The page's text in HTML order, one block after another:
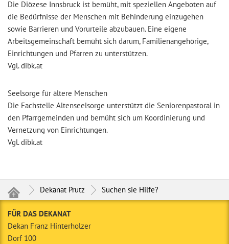
Die Diözese Innsbruck ist bemüht, mit speziellen Angeboten auf
die Bedürfnisse der Menschen mit Behinderung einzugehen
sowie Barrieren und Vorurteile abzubauen. Eine eigene
Arbeitsgemeinschaft bemüht sich darum, Familienangehörige,
Einrichtungen und Pfarren zu unterstützen.
Vgl. dibk.at
Seelsorge für ältere Menschen
Die Fachstelle Altenseelsorge unterstützt die Seniorenpastoral in
den Pfarrgemeinden und bemüht sich um Koordinierung und
Vernetzung von Einrichtungen.
Vgl. dibk.at
Dekanat Prutz Suchen sie Hilfe?
FÜR DAS DEKANAT
Dekan Franz Hinterholzer
Dorf 100